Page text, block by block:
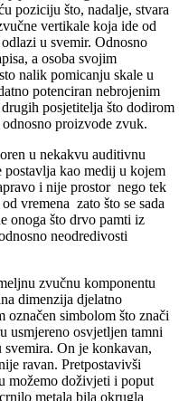
poziciju što, nadalje, stvara
vertikale koja ide od
u svemir. Odnosno
a osoba svojim
nalik pomicanju skale u
potenciran nebrojenim
posjetitelja što dodirom
proizvode zvuk.
u nekakvu auditivnu
postavlja kao medij u kojem
i nije prostor nego tek
vremena zato što se sada
onoga što drvo pamti iz
neodredivosti
zvučnu komponentu
dimenzija djelatno
simbolom što znači
usmjereno osvjetljen tamni
On je konkavan,
ravan. Pretpostavivši
možemo doživjeti i poput
metala bila okrugla